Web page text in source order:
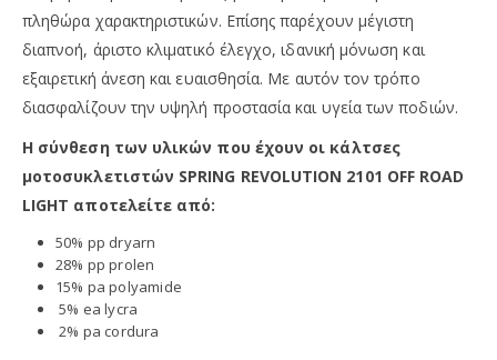
πληθώρα χαρακτηριστικών. Επίσης παρέχουν μέγιστη
διαπνοή, άριστο κλιματικό έλεγχο, ιδανική μόνωση και
εξαιρετική άνεση και ευαισθησία. Με αυτόν τον τρόπο
διασφαλίζουν την υψηλή προστασία και υγεία των ποδιών.
Η σύνθεση των υλικών που έχουν οι κάλτσες
μοτοσυκλετιστών SPRING REVOLUTION 2101 OFF ROAD
LIGHT αποτελείτε από:
50% pp dryarn
28% pp prolen
15% pa polyamide
5% ea lycra
2% pa cordura